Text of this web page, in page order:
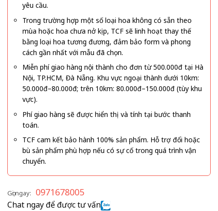
yêu cầu.
Trong trường hợp một số loại hoa không có sẵn theo
mùa hoặc hoa chưa nở kịp, TCF sẽ linh hoạt thay thế
bằng loại hoa tương đương, đảm bảo form và phong
cách gần nhất với mẫu đã chọn.
Miễn phí giao hàng nội thành cho đơn từ 500.000đ tại Hà
Nội, TP.HCM, Đà Nẵng. Khu vực ngoại thành dưới 10km:
50.000đ–80.000đ; trên 10km: 80.000đ–150.000đ (tùy khu
vực).
Phí giao hàng sẽ được hiển thị và tính tại bước thanh
toán.
TCF cam kết bảo hành 100% sản phẩm. Hỗ trợ đổi hoặc
bù sản phẩm phù hợp nếu có sự cố trong quá trình vận
chuyển.
Gọi ngay: 0971678005
Chat ngay để được tư vấn